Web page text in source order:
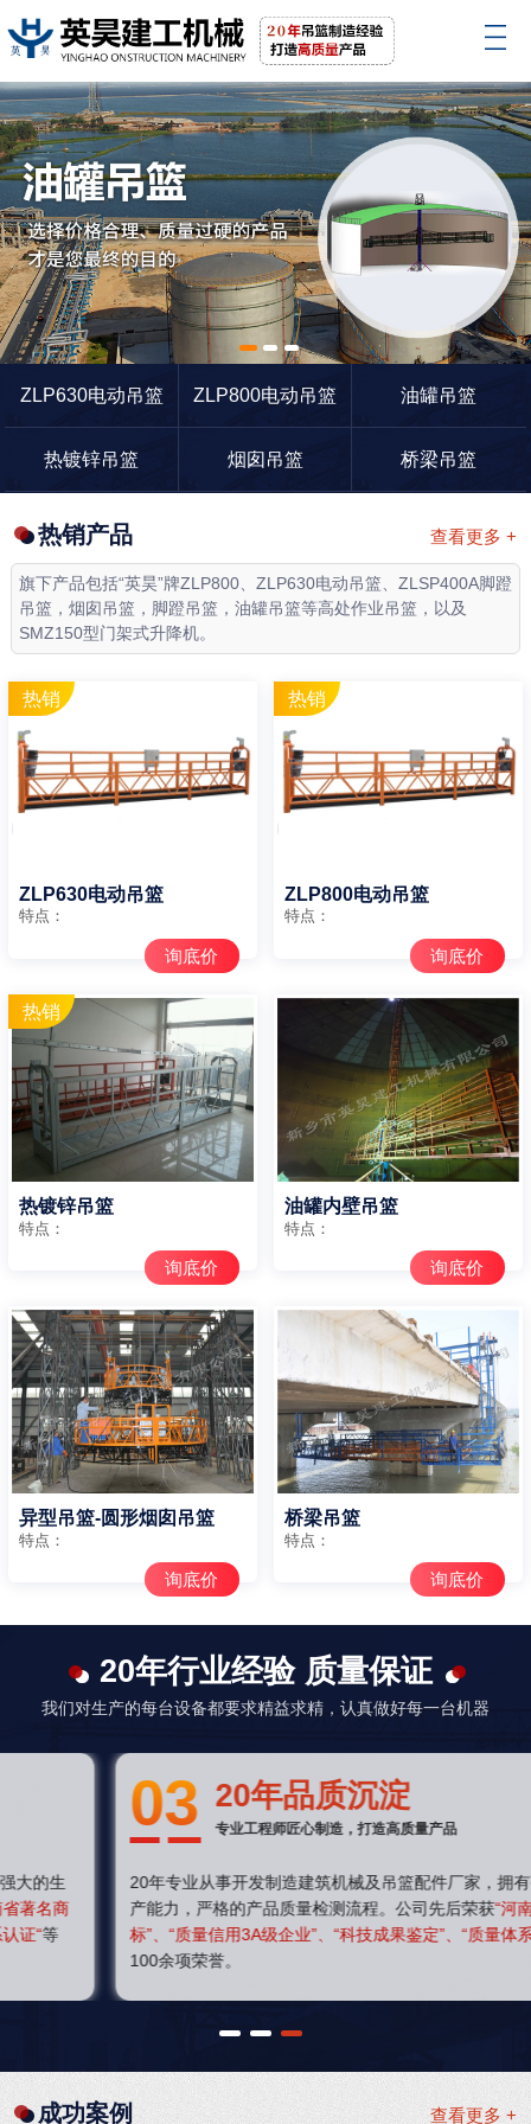
1 2
3
ZLP630电动吊篮
ZLP800电动吊篮 油罐吊篮
热镀锌吊篮 烟囱吊篮 桥梁吊篮
查看更多 +
热销产品
旗下产品包括“英昊”牌ZLP800、ZLP630电动吊篮、ZLSP400A脚蹬
吊篮，烟囱吊篮，脚蹬吊篮，油罐吊篮等高处作业吊篮，以及
SMZ150型门架式升降机。
ZLP630电动吊篮
特点：
询底价
ZLP800电动吊篮
特点：
询底价
热镀锌吊篮
特点：
询底价
油罐内壁吊篮
特点：
询底价
异型吊篮-圆形烟囱吊篮
特点：
询底价
桥梁吊篮
特点：
询底价
20年行业经验 质量保证
我们对生产的每台设备都要求精益求精，认真做好每一台机器
20年品质沉淀
专业工程师匠心制造，打造高质量产品
20年专业从事开发制造建筑机械及吊篮配件厂家，拥有强大的生
产能力，严格的产品质量检测流程。公司先后荣获 “河南省著名商
标”、“质量信用3A级企业”、“科技成果鉴定”、“质量体系认证“等
100余项荣誉。
1 2 3
查看更多 +
成功案例